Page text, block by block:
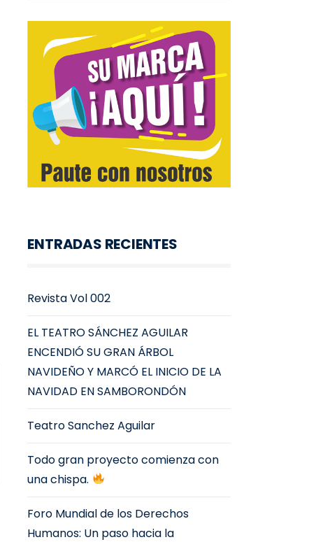
ENTRADAS RECIENTES
Revista Vol 002
EL TEATRO SÁNCHEZ AGUILAR
ENCENDIÓ SU GRAN ÁRBOL
NAVIDEÑO Y MARCÓ EL INICIO DE LA
NAVIDAD EN SAMBORONDÓN
Teatro Sanchez Aguilar
Todo gran proyecto comienza con
una chispa.
Foro Mundial de los Derechos
Humanos: Un paso hacia la